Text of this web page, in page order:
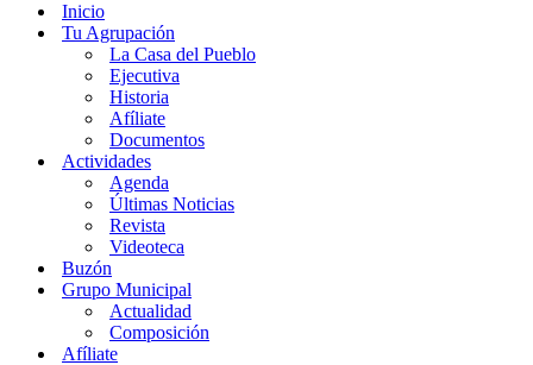
navegación
Inicio
Tu Agrupación
La Casa del Pueblo
Ejecutiva
Historia
Afíliate
Documentos
Actividades
Agenda
Últimas Noticias
Revista
Videoteca
Buzón
Grupo Municipal
Actualidad
Composición
Afíliate